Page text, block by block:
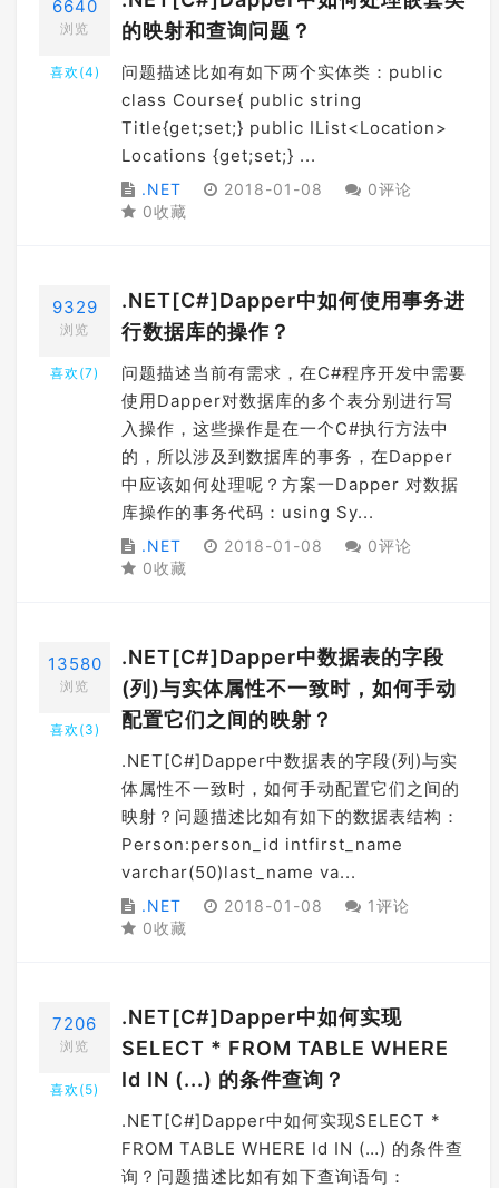
6640
浏览
喜欢(4)
的映射和查询问题？
问题描述比如有如下两个实体类：public
class Course{ public string
Title{get;set;} public IList<Location>
Locations {get;set;} ...
.NET 2018-01-08
0评论
0收藏
9329
浏览
喜欢(7)
.NET[C#]Dapper中如何使用事务进
行数据库的操作？
问题描述当前有需求，在C#程序开发中需要
使用Dapper对数据库的多个表分别进行写
入操作，这些操作是在一个C#执行方法中
的，所以涉及到数据库的事务，在Dapper
中应该如何处理呢？方案一Dapper 对数据
库操作的事务代码：using Sy...
.NET 2018-01-08
0评论
0收藏
13580
浏览
喜欢(3)
.NET[C#]Dapper中数据表的字段
(列)与实体属性不一致时，如何手动
配置它们之间的映射？
.NET[C#]Dapper中数据表的字段(列)与实
体属性不一致时，如何手动配置它们之间的
映射？问题描述比如有如下的数据表结构：
Person:person_id intfirst_name
varchar(50)last_name va...
.NET 2018-01-08
1评论
0收藏
7206
浏览
喜欢(5)
.NET[C#]Dapper中如何实现
SELECT * FROM TABLE WHERE
Id IN (...) 的条件查询？
.NET[C#]Dapper中如何实现SELECT *
FROM TABLE WHERE Id IN (…) 的条件查
询？问题描述比如有如下查询语句：